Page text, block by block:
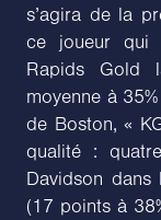
s’agira de la
ce joueur qui
Rapids Gold
moyenne à
de Boston, «
qualité :
Davidson
(17 points à